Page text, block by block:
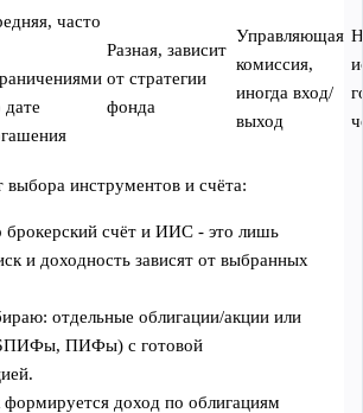
часто
дате
Разная, зависит
от стратегии
фонда
Управляющая
комиссия,
иногда вход/
выход
выбора инструментов и счёта:
счёт и ИИС - это лишь
и доходность зависят от выбранных
отдельные облигации/акции или
ПИФы) с готовой
доход по облигациям